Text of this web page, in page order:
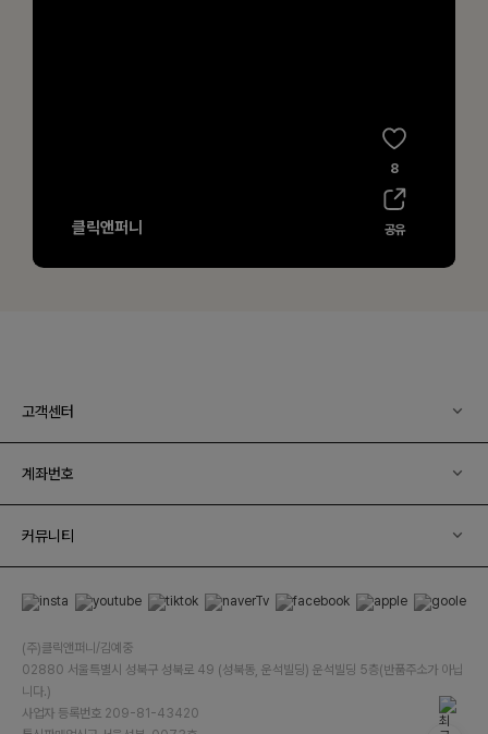
고객센터
계좌번호
커뮤니티
(주)클릭앤퍼니/김예중
02880 서울특별시 성북구 성북로 49 (성북동, 운석빌딩) 운석빌딩 5층(반품주소가 아닙
니다.)
사업자 등록번호 209-81-43420